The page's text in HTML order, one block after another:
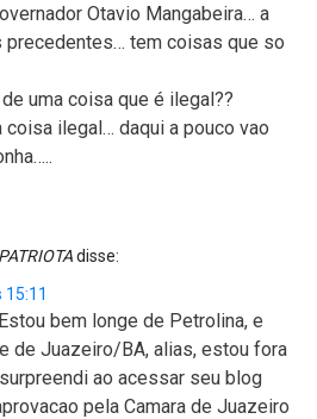
Otavio Mangabeira… a
precedentes… tem coisas que so
uma coisa que é ilegal??
ilegal… daqui a pouco vao
disse:
15:11
bem longe de Petrolina, e
de Juazeiro/BA, alias, estou fora
ao acessar seu blog
pela Camara de Juazeiro